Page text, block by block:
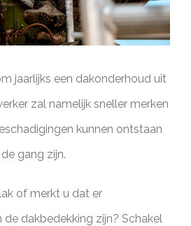
jaarlijks een dakonderhoud uit
zal namelijk sneller merken
kunnen ontstaan
gang zijn.
of merkt u dat er
de dakbedekking zijn? Schakel